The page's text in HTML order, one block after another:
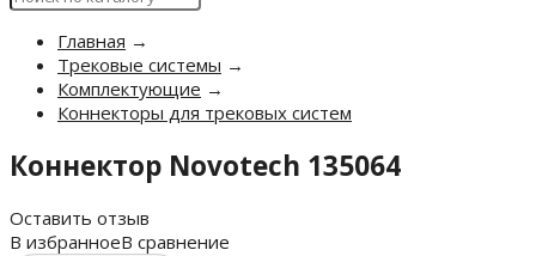
Главная →
Трековые системы →
Комплектующие →
Коннекторы для трековых систем
Коннектор Novotech 135064
Оставить отзыв
В избранноеВ сравнение